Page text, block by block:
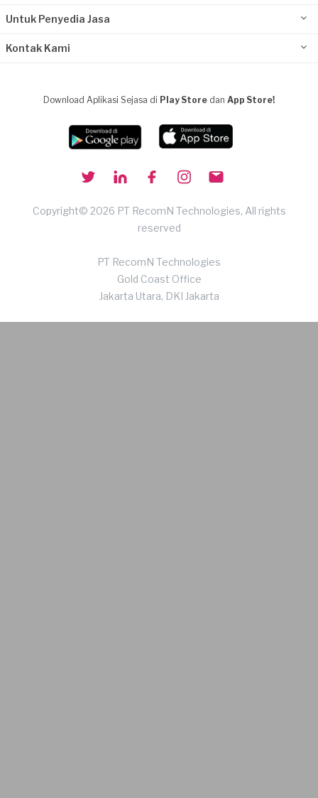
Untuk Penyedia Jasa
Kontak Kami
Download Aplikasi Sejasa di Play Store dan App Store!
Copyright© 2026 PT RecomN Technologies, All rights
reserved
PT RecomN Technologies
Gold Coast Office
Jakarta Utara, DKI Jakarta